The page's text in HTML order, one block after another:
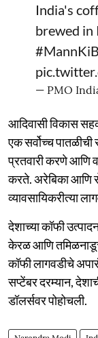
India's
brewed in
— PMO
आदिवासी विकास
एक सर्वोच्च
प्रतवारी करणे आणि
करते. अरेबिका आणि
व्यावसायिकरीत्या
देशाच्या कॉफी
केरळ आणि
कॉफी लागवडीचे
सप्टेंबर दरम्यान,
डॉलर्सवर पोहोचली.